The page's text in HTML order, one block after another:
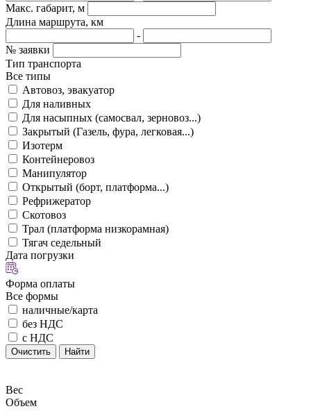
Макс. габарит, м
Длина маршрута, км
-
№ заявки
Тип транспорта
Все типы
Автовоз, эвакуатор
Для наливных
Для насыпных (самосвал, зерновоз...)
Закрытый (Газель, фура, легковая...)
Изотерм
Контейнеровоз
Манипулятор
Открытый (борт, платформа...)
Рефрижератор
Скотовоз
Трал (платформа низкорамная)
Тягач седельный
Дата погрузки
Форма оплаты
Все формы
наличные/карта
без НДС
с НДС
Очистить Найти
Вес
Объем